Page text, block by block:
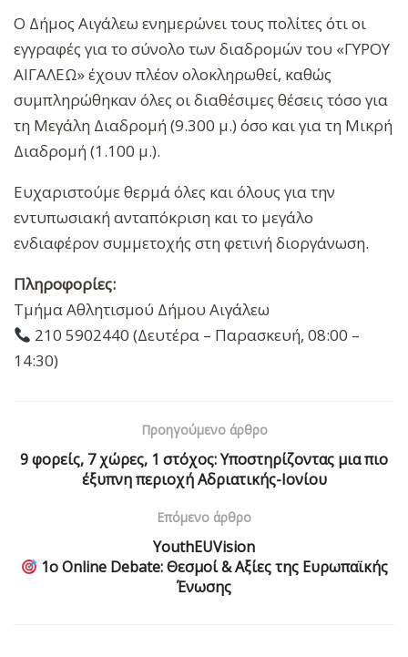
Ο Δήμος Αιγάλεω ενημερώνει τους πολίτες ότι οι
εγγραφές για το σύνολο των διαδρομών του «ΓΥΡΟΥ
ΑΙΓΑΛΕΩ» έχουν πλέον ολοκληρωθεί, καθώς
συμπληρώθηκαν όλες οι διαθέσιμες θέσεις τόσο για
τη Μεγάλη Διαδρομή (9.300 μ.) όσο και για τη Μικρή
Διαδρομή (1.100 μ.).
Ευχαριστούμε θερμά όλες και όλους για την
εντυπωσιακή ανταπόκριση και το μεγάλο
ενδιαφέρον συμμετοχής στη φετινή διοργάνωση.
Πληροφορίες:
Τμήμα Αθλητισμού Δήμου Αιγάλεω
210 5902440 (Δευτέρα – Παρασκευή, 08:00 –
14:30)
Προηγούμενο άρθρο
9 φορείς, 7 χώρες, 1 στόχος: Υποστηρίζοντας μια πιο
έξυπνη περιοχή Αδριατικής-Ιονίου
Επόμενο άρθρο
YouthEUVision
1ο Online Debate: Θεσμοί & Αξίες της Ευρωπαϊκής
Ένωσης